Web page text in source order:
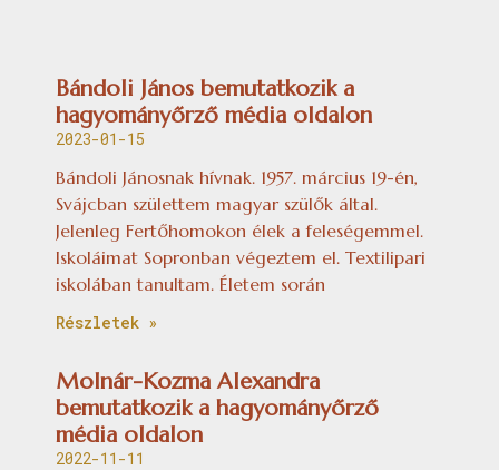
Bándoli János bemutatkozik a
hagyományőrző média oldalon
2023-01-15
Bándoli Jánosnak hívnak. 1957. március 19-én,
Svájcban születtem magyar szülők által.
Jelenleg Fertőhomokon élek a feleségemmel.
Iskoláimat Sopronban végeztem el. Textilipari
iskolában tanultam. Életem során
Részletek »
Molnár-Kozma Alexandra
bemutatkozik a hagyományőrző
média oldalon
2022-11-11